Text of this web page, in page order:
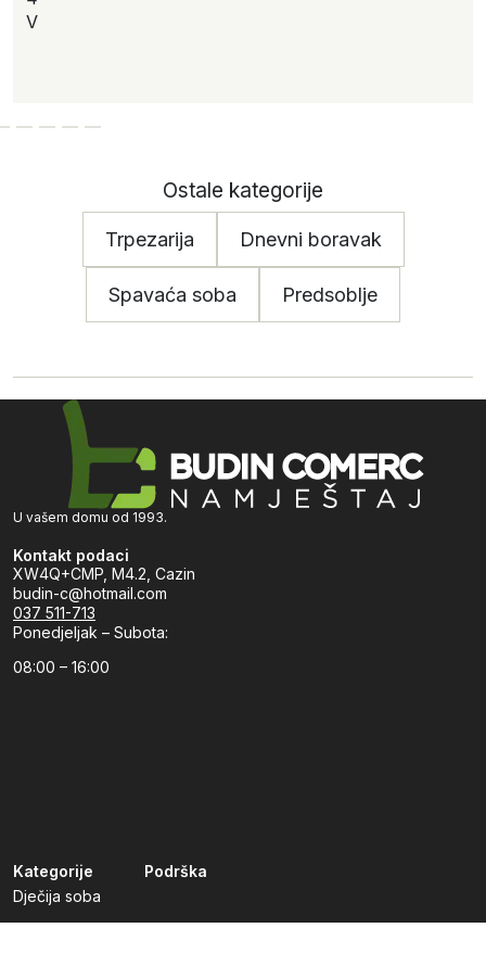
V
Ostale kategorije
Trpezarija Dnevni boravak
Spavaća soba Predsoblje
U vašem domu od 1993.
Kontakt podaci
XW4Q+CMP, M4.2, Cazin
budin-c@hotmail.com
037 511-713
Ponedjeljak – Subota:
08:00 – 16:00
Kategorije
Dječija soba
Dnevni boravak
Podrška